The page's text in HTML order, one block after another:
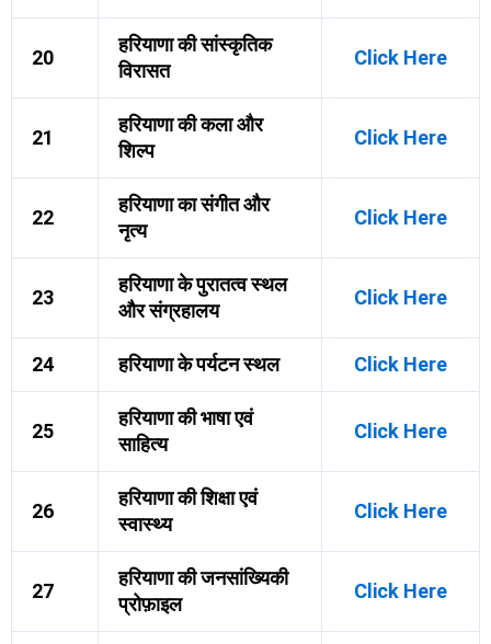
20
हरियाणा की सांस्कृतिक
विरासत
Click Here
21
हरियाणा की कला और
शिल्प
Click Here
22
हरियाणा का संगीत और
नृत्य
Click Here
23
हरियाणा के पुरातत्व स्थल
और संग्रहालय
Click Here
24 हरियाणा के पर्यटन स्थल Click Here
25
हरियाणा की भाषा एवं
साहित्य
Click Here
26
हरियाणा की शिक्षा एवं
स्वास्थ्य
Click Here
27
हरियाणा की जनसांख्यिकी
प्रोफ़ाइल
Click Here